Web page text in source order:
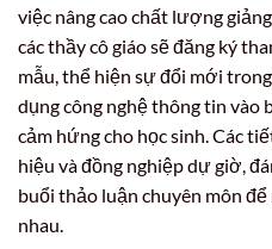
việc nâng cao chất lượng
các thầy cô giáo sẽ đăng ký
mẫu, thể hiện sự đổi mới
dụng công nghệ thông tin vào
cảm hứng cho học sinh. Các
hiệu và đồng nghiệp dự giờ,
buổi thảo luận chuyên môn
nhau.